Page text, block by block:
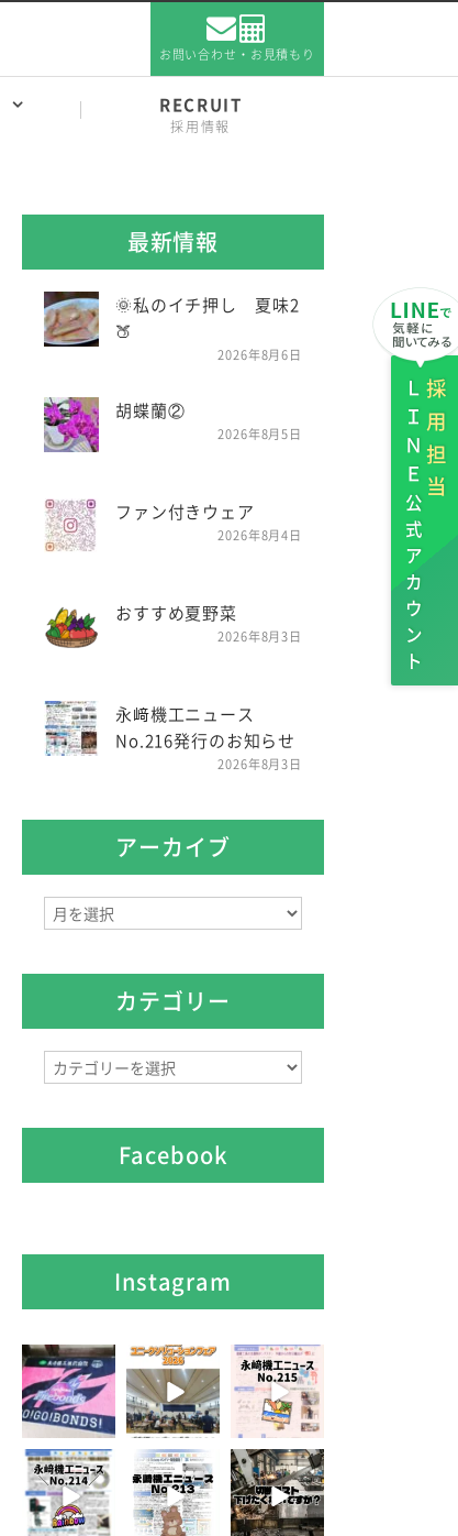
採用担当
ＬＩＮＥ
公式アカウント
お問い合わせ・お見積もり
RECRUIT
採用情報
最新情報
🌞私のイチ押し 夏味2
🍑
2026年8月6日
胡蝶蘭②
2026年8月5日
ファン付きウェア
2026年8月4日
おすすめ夏野菜
2026年8月3日
永﨑機工ニュース
No.216発行のお知らせ
2026年8月3日
アーカイブ
ア
ー
カテゴリー
カ
テ
Facebook
Instagram
7月 28
7 0
7月 27
6 0
7月 3
5 0
6月 3
8 0
5月 13
5 0
4月 20
10
0